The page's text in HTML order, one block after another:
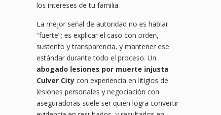
los intereses de tu familia.
La mejor señal de autoridad no es hablar
“fuerte”; es explicar el caso con orden,
sustento y transparencia, y mantener ese
estándar durante todo el proceso. Un
abogado lesiones por muerte injusta
Culver City con experiencia en litigios de
lesiones personales y negociación con
aseguradoras suele ser quien logra convertir